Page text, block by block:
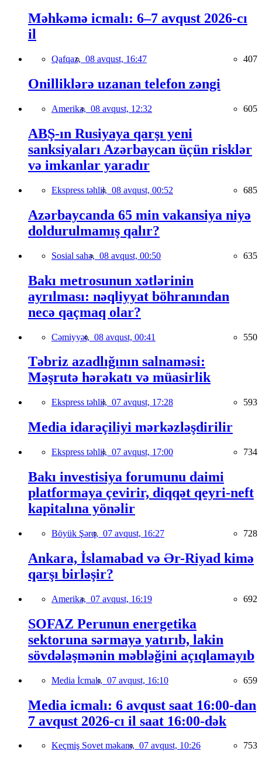
Məhkəmə icmalı: 6–7 avqust 2026-cı
il
Qafqaz, 08 avqust, 16:47 407
Onilliklərə uzanan telefon zəngi
Amerika, 08 avqust, 12:32 605
ABŞ-ın Rusiyaya qarşı yeni
sanksiyaları Azərbaycan üçün risklər
və imkanlar yaradır
Ekspress təhlil, 08 avqust, 00:52 685
Azərbaycanda 65 min vakansiya niyə
doldurulmamış qalır?
Sosial sahə, 08 avqust, 00:50 635
Bakı metrosunun xətlərinin
ayrılması: nəqliyyat böhranından
necə qaçmaq olar?
Cəmiyyət, 08 avqust, 00:41 550
Təbriz azadlığının salnaməsi:
Məşrutə hərəkatı və müasirlik
Ekspress təhlil, 07 avqust, 17:28 593
Media idarəçiliyi mərkəzləşdirilir
Ekspress təhlil, 07 avqust, 17:00 734
Bakı investisiya forumunu daimi
platformaya çevirir, diqqət qeyri-neft
kapitalına yönəlir
Böyük Şərq, 07 avqust, 16:27 728
Ankara, İslamabad və Ər-Riyad kimə
qarşı birləşir?
Amerika, 07 avqust, 16:19 692
SOFAZ Perunun energetika
sektoruna sərmayə yatırıb, lakin
sövdələşmənin məbləğini açıqlamayıb
Media İcmalı, 07 avqust, 16:10 659
Media icmalı: 6 avqust saat 16:00-dan
7 avqust 2026-cı il saat 16:00-dək
Keçmiş Sovet məkanı, 07 avqust, 10:26 753